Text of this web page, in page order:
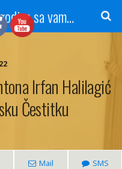
Radio Gradačac - 56 godina sa vama...
Irfan Halilagić
Čestitku
Mail SMS